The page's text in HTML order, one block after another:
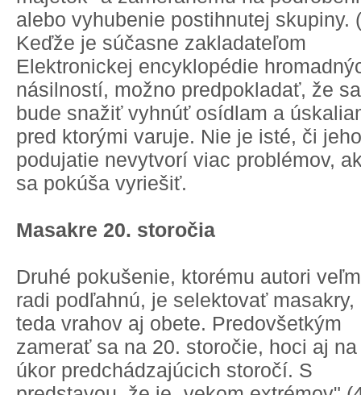
alebo vyhubenie postihnutej skupiny.
Keďže je súčasne zakladateľom
Elektronickej encyklopédie
násilností, možno predpokladať, že sa
bude snažiť vyhnúť osídlam a
pred ktorými varuje. Nie je isté, či jeho
podujatie nevytvorí viac problémov,
sa pokúša vyriešiť.
Masakre 20. storočia
Druhé pokušenie, ktorému autori
radi podľahnú, je selektovať masakry,
teda vrahov aj obete. Predovšetkým
zamerať sa na 20. storočie, hoci aj na
úkor predchádzajúcich storočí. S